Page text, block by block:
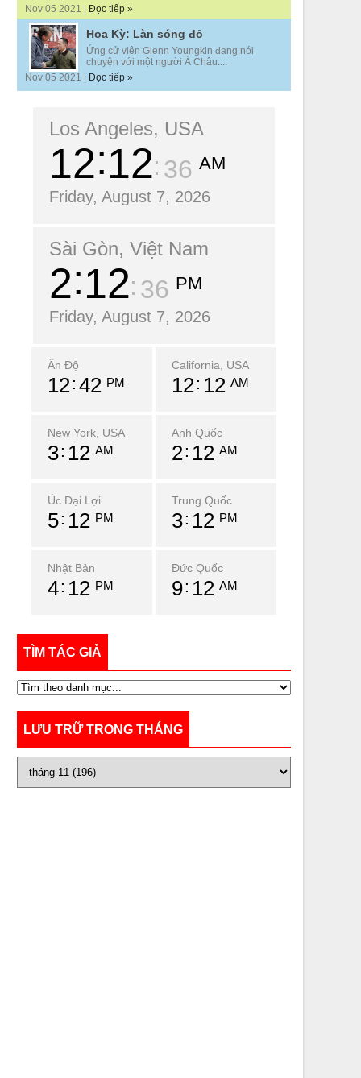
Nov 05 2021 | Đọc tiếp »
Hoa Kỳ: Làn sóng đỏ
Ứng cử viên Glenn Youngkin đang nói
chuyện với một người Á Châu:...
Nov 05 2021 | Đọc tiếp »
Los Angeles, USA
12 12 37 AM
Friday, August 7, 2026
Sài Gòn, Việt Nam
2 12 37 PM
Friday, August 7, 2026
Ấn Độ
12 42 PM
California, USA
12 12 AM
New York, USA
3 12 AM
Anh Quốc
2 12 AM
Úc Đại Lợi
5 12 PM
Trung Quốc
3 12 PM
Nhật Bản
4 12 PM
Đức Quốc
9 12 AM
TÌM TÁC GIẢ
LƯU TRỮ TRONG THÁNG